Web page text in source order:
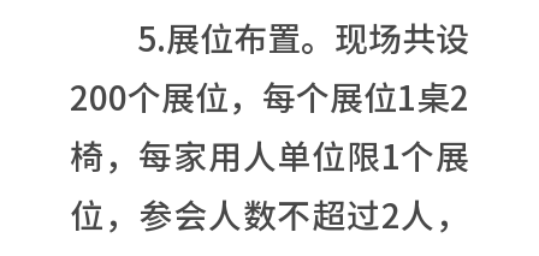
5.展位布置。现场共设
200个展位，每个展位1桌2
椅，每家用人单位限1个展
位，参会人数不超过2人，